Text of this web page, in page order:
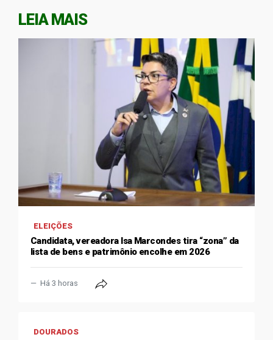
LEIA MAIS
ELEIÇÕES
Candidata, vereadora Isa Marcondes tira “zona” da
lista de bens e patrimônio encolhe em 2026
Há 3 horas
DOURADOS